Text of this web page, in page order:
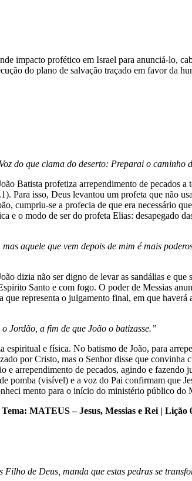
impacto profético em Israel para anunciá-lo,
do plano de salvação traçado em favor da
do que clama do deserto: Preparai o caminho
Batista profetiza arrependimento de pecados
Para isso, Deus levantou um profeta que não
cumpriu-se a profecia de que era necessário
o modo de ser do profeta Elias: desapegado
aquele que vem depois de mim é mais
dizia não ser digno de levar as sandálias e
Santo e com fogo. O poder de Messias
representa o julgamento final, em que haverá
Jordão, a fim de que João o batizasse.”
e física. No batismo de João, para
por Cristo, mas o Senhor disse que
arrependimento de pecados, agindo e fazendo
pomba (visível) e a voz do Pai confirmam que
mento para o início do ministério público do
MATEUS – Jesus, Messias e Rei |
de Deus, manda que estas pedras se